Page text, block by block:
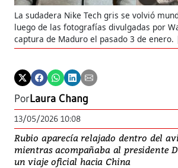
La sudadera Nike Tech gris se volvió
luego de las fotografías divulgadas por
captura de Maduro el pasado 3 de enero.
PorLaura Chang
13/05/2026 10:08
Rubio aparecía relajado dentro del
mientras acompañaba al presidente
un viaje oficial hacia China